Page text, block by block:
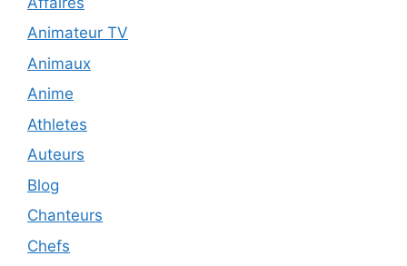
Animateur TV
Animaux
Anime
Athletes
Auteurs
Blog
Chanteurs
Chefs